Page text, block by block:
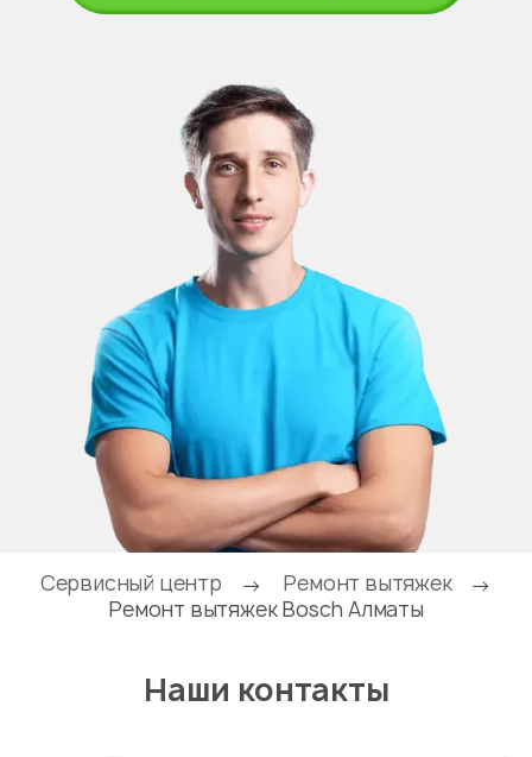
Сервисный центр → Ремонт вытяжек
→
Ремонт вытяжек Bosch Алматы
Наши контакты